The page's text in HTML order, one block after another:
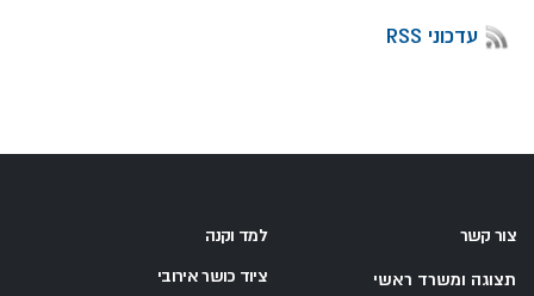
עדכוני RSS
צור קשר
תצוגה ומשרד ראשי
למד וקנה
ציוד כושר אירובי